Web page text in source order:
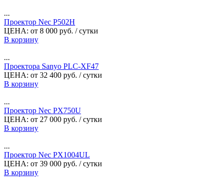
...
Проектор Nec P502H
ЦЕНА: от 8 000 руб. / сутки
В корзину
...
Проектора Sanyo PLC-XF47
ЦЕНА: от 32 400 руб. / сутки
В корзину
...
Проектор Nec PX750U
ЦЕНА: от 27 000 руб. / сутки
В корзину
...
Проектор Nec PX1004UL
ЦЕНА: от 39 000 руб. / сутки
В корзину